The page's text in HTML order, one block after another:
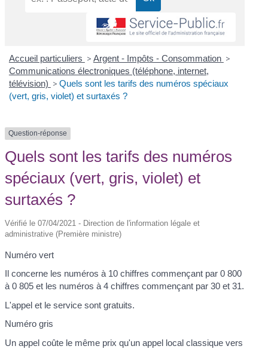
Accueil particuliers > Argent - Impôts - Consommation >
Communications électroniques (téléphone, internet,
télévision) > Quels sont les tarifs des numéros spéciaux
(vert, gris, violet) et surtaxés ?
Question-réponse
Quels sont les tarifs des numéros
spéciaux (vert, gris, violet) et
surtaxés ?
Vérifié le 07/04/2021 - Direction de l'information légale et
administrative (Première ministre)
Numéro vert
Il concerne les numéros à 10 chiffres commençant par 0 800
à 0 805 et les numéros à 4 chiffres commençant par 30 et 31.
L'appel et le service sont gratuits.
Numéro gris
Un appel coûte le même prix qu'un appel local classique vers